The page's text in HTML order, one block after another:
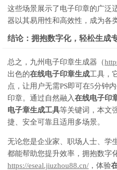
这些场景展示了电子印章的广泛
器以其易用性和高效性，成为各
结论：拥抱数字化，轻松生成
总之，九州电子印章生成器（
出色的在线电子印章生成工具，
点，让用户无需PS即可在5分钟
印章。通过自然融入在线电子印
电子章生成工具等关键词，本文
捷、安全可靠且适用多场景。
无论您是企业家、职场人士、学
都能帮助您提升效率，拥抱数字
https://eseal.jiuzhou88.cn/ ，体验